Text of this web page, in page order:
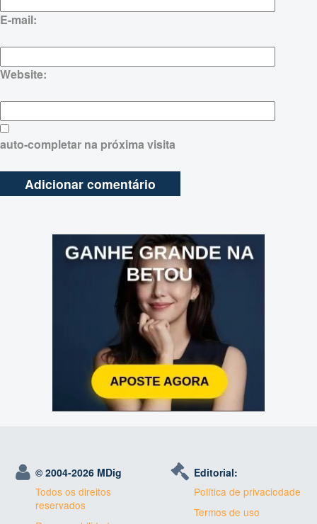
E-mail:
Website:
auto-completar na próxima visita
© 2004-2026 MDig
Todos os direitos
reservados
Editorial:
Política de privaciodade
Termos de uso